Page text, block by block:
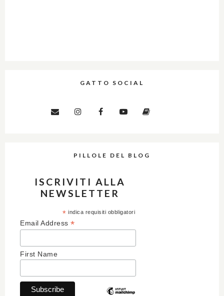
GATTO SOCIAL
PILLOLE DEL BLOG
ISCRIVITI ALLA
NEWSLETTER
* indica requisiti obbligatori
Email Address *
First Name